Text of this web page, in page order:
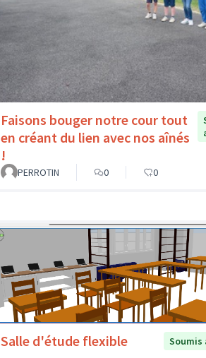
Faisons bouger notre cour tout
en créant du lien avec nos aînés
!
PERROTIN 0 0
Salle d'étude flexible Soumis